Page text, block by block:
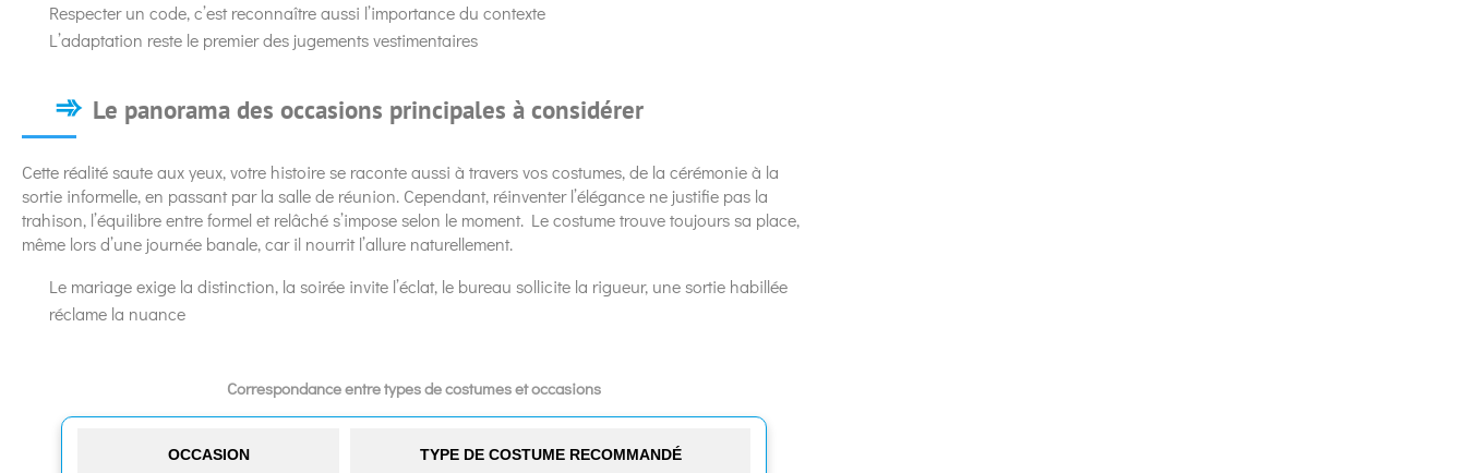
Respecter un code, c’est reconnaître aussi l’importance du contexte
L’adaptation reste le premier des jugements vestimentaires
Le panorama des occasions principales à considérer
Cette réalité saute aux yeux, votre histoire se raconte aussi à travers vos costumes, de la cérémonie à la
sortie informelle, en passant par la salle de réunion. Cependant, réinventer l’élégance ne justifie pas la
trahison, l’équilibre entre formel et relâché s’impose selon le moment. Le costume trouve toujours sa place,
même lors d’une journée banale, car il nourrit l’allure naturellement.
Le mariage exige la distinction, la soirée invite l’éclat, le bureau sollicite la rigueur, une sortie habillée
réclame la nuance
Correspondance entre types de costumes et occasions
OCCASION TYPE DE COSTUME RECOMMANDÉ